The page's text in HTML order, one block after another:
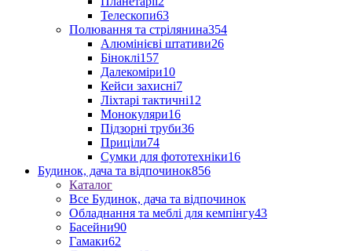
Телескопи63
Полювання та стрілянина354
Алюмінієві штативи26
Біноклі157
Далекоміри10
Кейси захисні7
Ліхтарі тактичні12
Монокуляри16
Підзорні труби36
Приціли74
Сумки для фототехніки16
Будинок, дача та відпочинок856
Каталог
Все Будинок, дача та відпочинок
Обладнання та меблі для кемпінгу43
Басейни90
Гамаки62